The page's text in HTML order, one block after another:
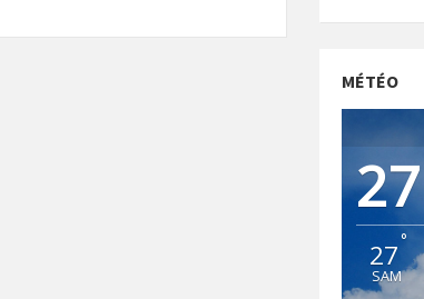
MÉTÉO
27
27°
SAM